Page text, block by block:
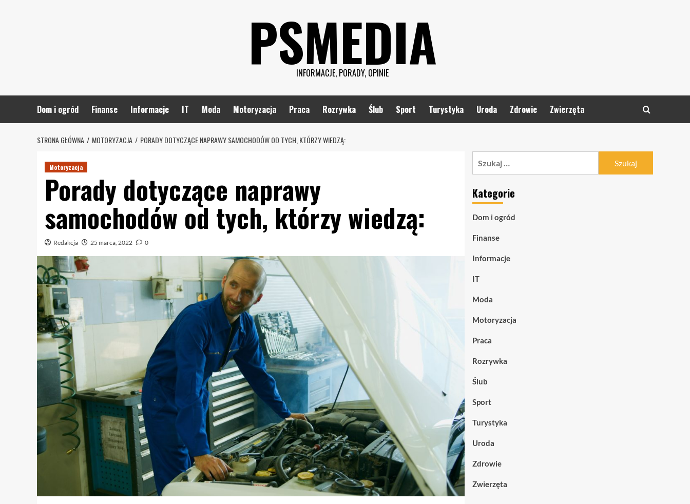
PSMEDIA
INFORMACJE, PORADY, OPINIE
Dom i ogród Finanse Informacje IT Moda Motoryzacja Praca Rozrywka Ślub Sport Turystyka Uroda Zdrowie Zwierzęta
STRONA GŁÓWNA MOTORYZACJA PORADY DOTYCZĄCE NAPRAWY SAMOCHODÓW OD TYCH, KTÓRZY WIEDZĄ:
Motoryzacja
Porady dotyczące naprawy
samochodów od tych, którzy wiedzą:
Redakcja 25 marca, 2022 0
Kategorie
Dom i ogród
Finanse
Informacje
IT
Moda
Motoryzacja
Praca
Rozrywka
Ślub
Sport
Turystyka
Uroda
Zdrowie
Zwierzęta